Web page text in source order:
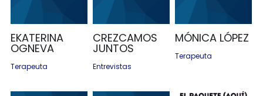
EKATERINA
OGNEVA
Terapeuta
CREZCAMOS
JUNTOS
Entrevistas
MÓNICA LÓPEZ
Terapeuta